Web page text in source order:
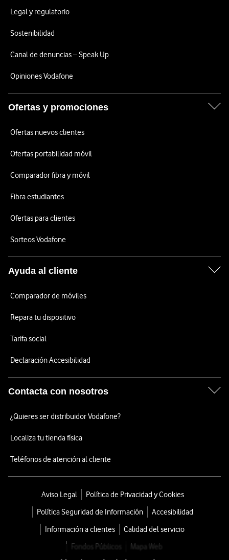
Legal y regulatorio
Sostenibilidad
Canal de denuncias – Speak Up
Opiniones Vodafone
Ofertas y promociones
Ofertas nuevos clientes
Ofertas portabilidad móvil
Comparador fibra y móvil
Fibra estudiantes
Ofertas para clientes
Sorteos Vodafone
Ayuda al cliente
Comparador de móviles
Repara tu dispositivo
Tarifa social
Declaración Accesibilidad
Contacta con nosotros
¿Quieres ser distribuidor Vodafone?
Localiza tu tienda física
Teléfonos de atención al cliente
Aviso Legal
Política de Privacidad y Cookies
Política Seguridad de Información
Accesibilidad
Información a clientes
Calidad del servicio
Fondos Públicos
Mapa Web